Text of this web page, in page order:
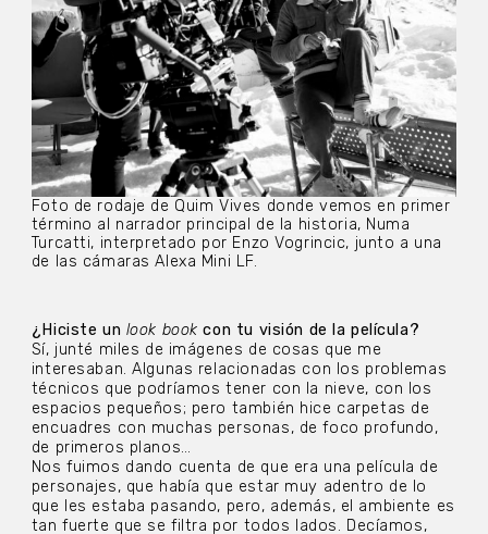
Foto de rodaje de Quim Vives donde vemos en primer
término al narrador principal de la historia, Numa
Turcatti, interpretado por Enzo Vogrincic, junto a una
de las cámaras Alexa Mini LF.
¿Hiciste un look bookcon tu visión de la película?
Sí, junté miles de imágenes de cosas que me
interesaban. Algunas relacionadas con los problemas
técnicos que podríamos tener con la nieve, con los
espacios pequeños; pero también hice carpetas de
encuadres con muchas personas, de foco profundo,
de primeros planos…
Nos fuimos dando cuenta de que era una película de
personajes, que había que estar muy adentro de lo
que les estaba pasando, pero, además, el ambiente es
tan fuerte que se filtra por todos lados. Decíamos,